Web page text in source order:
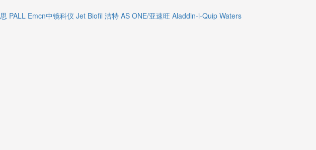
PALL Emcn中镜科仪 Jet Biofil 洁特 AS ONE/亚速旺 Aladdin-i-Quip Waters